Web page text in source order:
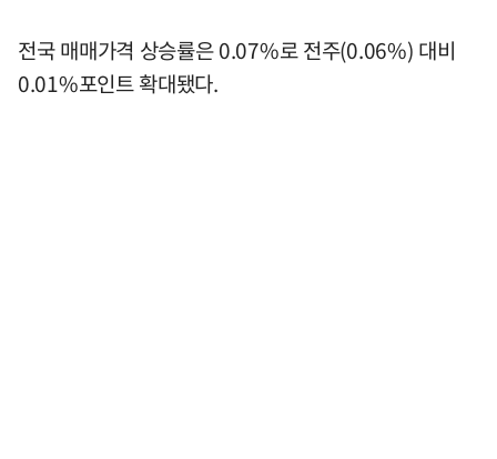
전국 매매가격 상승률은 0.07%로 전주(0.06%) 대비
0.01%포인트 확대됐다.